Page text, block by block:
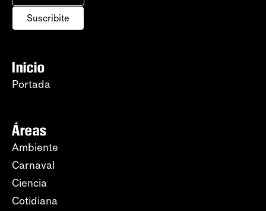
Suscribite
Inicio
Portada
Áreas
Ambiente
Carnaval
Ciencia
Cotidiana